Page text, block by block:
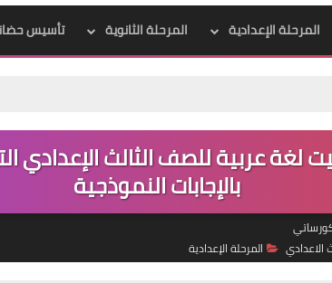
المرحلة الإعدادية المرحلة الثانوية تأسيس
بالإجابات النموذجية
الاعدادي المرحلة الإعدادية